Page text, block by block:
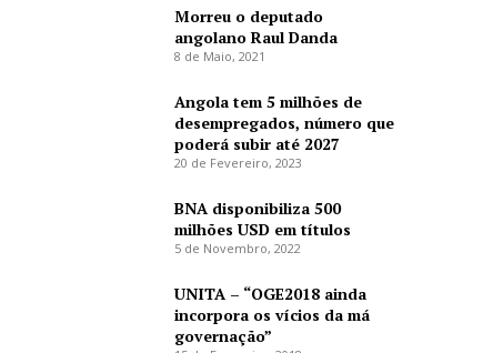
Morreu o deputado
angolano Raul Danda
8 de Maio, 2021
Angola tem 5 milhões de
desempregados, número que
poderá subir até 2027
20 de Fevereiro, 2023
BNA disponibiliza 500
milhões USD em títulos
5 de Novembro, 2022
UNITA – “OGE2018 ainda
incorpora os vícios da má
governação”